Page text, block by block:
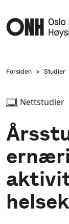
Forsiden Studier
Nettstudier